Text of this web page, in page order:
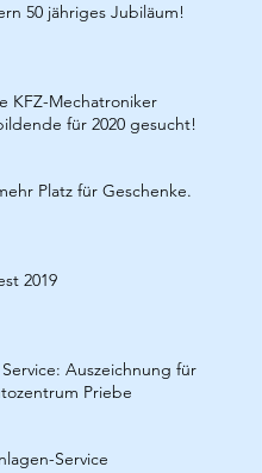
50 jähriges Jubiläum!
KFZ-Mechatroniker
für 2020 gesucht!
Platz für Geschenke.
2019
Auszeichnung für
Priebe
Service